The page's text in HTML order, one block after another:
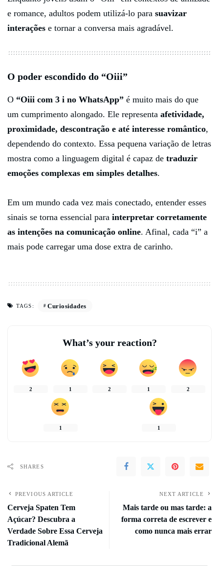
e romance, adultos podem utilizá-lo para suavizar
interações e tornar a conversa mais agradável.
O poder escondido do “Oiii”
O “Oiii com 3 i no WhatsApp” é muito mais do que
um cumprimento alongado. Ele representa afetividade,
proximidade, descontração e até interesse romântico,
dependendo do contexto. Essa pequena variação de letras
mostra como a linguagem digital é capaz de traduzir
emoções complexas em simples detalhes.
Em um mundo cada vez mais conectado, entender esses
sinais se torna essencial para interpretar corretamente
as intenções na comunicação online. Afinal, cada “i” a
mais pode carregar uma dose extra de carinho.
TAGS: Curiosidades
What’s your reaction?
2 1 2 1 2
1 1
SHARES
PREVIOUS ARTICLE
Cerveja Spaten Tem
Açúcar? Descubra a
Verdade Sobre Essa Cerveja
Tradicional Alemã
NEXT ARTICLE
Mais tarde ou mas tarde: a
forma correta de escrever e
como nunca mais errar